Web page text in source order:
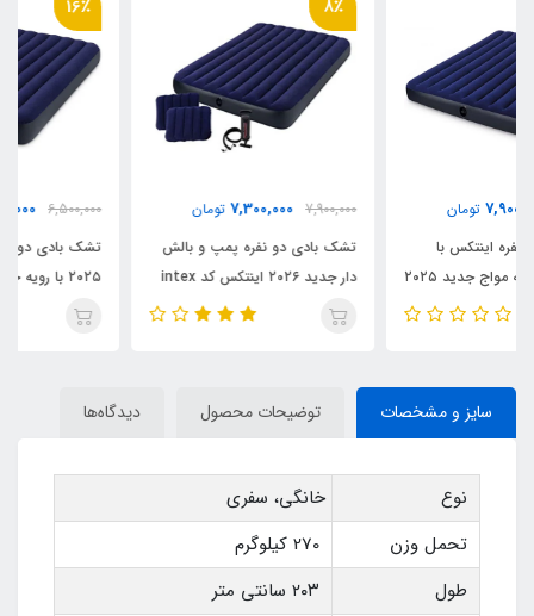
7,900,000
تومان
تشک بادی دو نفره پمپ و بالش
دار جدید ۲۰۲۶ اینتکس کد intex
64765
6,500,000
تومان
تشک بادی دو نفره اینتکس جدید
۲۰۲۵ با رویه جیر کد intex 6۴759
سایز و مشخصات توضیحات محصول دیدگاه‌ها
نوع
خانگی، سفری
تحمل وزن
طول